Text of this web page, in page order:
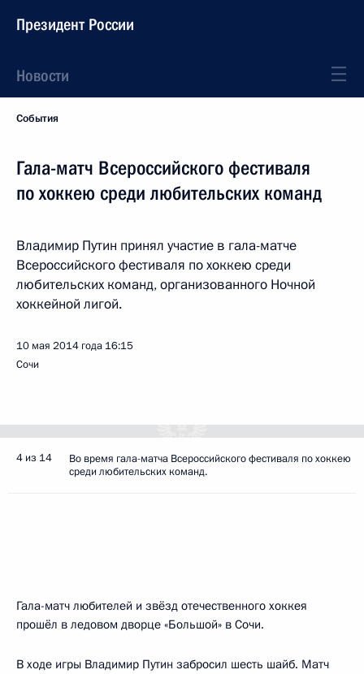
Президент России
Новости
События
Гала-матч Всероссийского фестиваля
по хоккею среди любительских команд
Владимир Путин принял участие в гала-матче
Всероссийского фестиваля по хоккею среди
любительских команд, организованного Ночной
хоккейной лигой.
10 мая 2014 года 16:15
Сочи
4 из 14
Во время гала-матча Всероссийского фестиваля по хоккею
среди любительских команд.
Гала-матч любителей и звёзд отечественного хоккея
прошёл в ледовом дворце «Большой» в Сочи.
В ходе игры Владимир Путин забросил шесть шайб. Матч